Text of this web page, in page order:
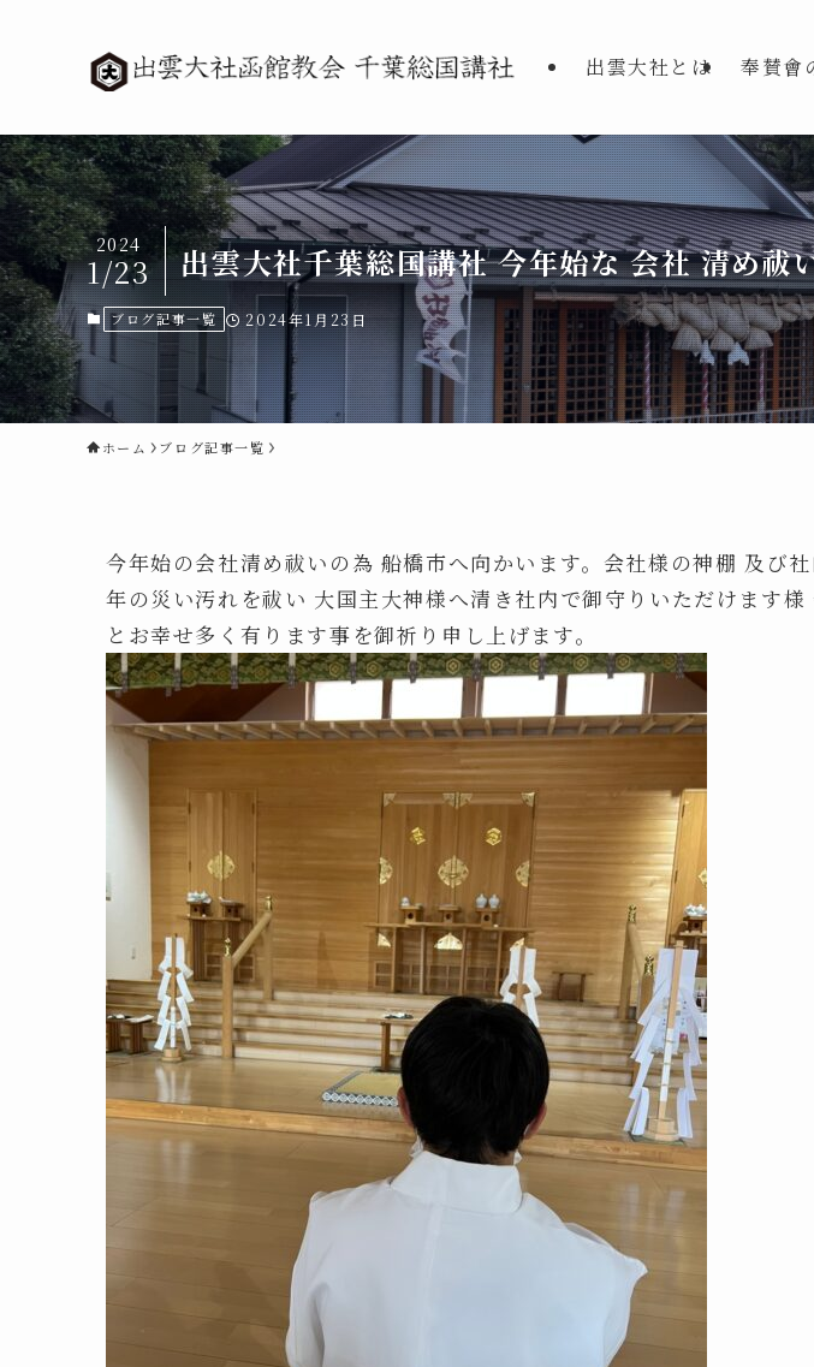
出雲大社とは 奉賛會
出雲大社千葉総国講社 今年始な 会社 清め祓
2024
1/23
ブログ記事一覧 2024年1月23日
ホーム ブログ記事一覧
今年始の会社清め祓いの為 船橋市へ向かいます。会社様の神棚 及び
年の災い汚れを祓い 大国主大神様へ清き社内で御守りいただけます
とお幸せ多く有ります事を御祈り申し上げます。